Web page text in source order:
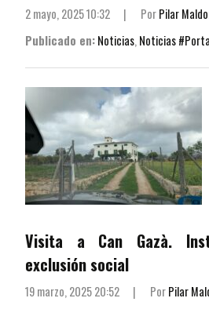
2 mayo, 2025 10:32 | PorPilar
Publicado en:Noticias,Noticias
Visita a Can Gazà.
exclusión social
19 marzo, 2025 20:52 | PorPilar